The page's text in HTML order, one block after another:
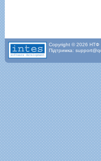
Copyright © 2026 НТФ
Підтримка: